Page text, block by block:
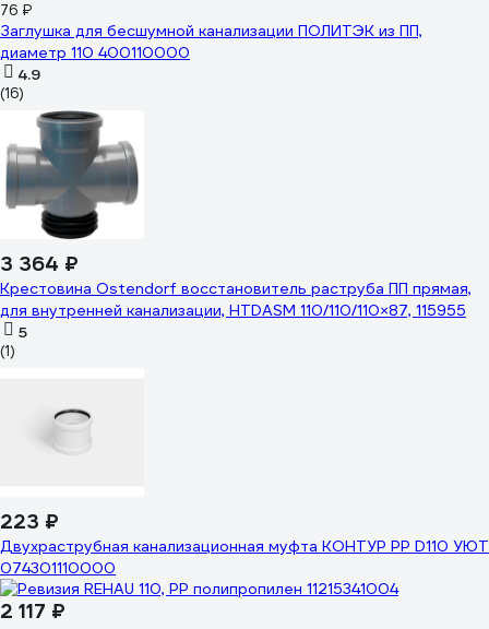
76 ₽
Заглушка для бесшумной канализации ПОЛИТЭК из ПП,
диаметр 110 400110000
4.9
(16)
3 364 ₽
Крестовина Ostendorf восстановитель раструба ПП прямая,
для внутренней канализации, HTDASM 110/110/110×87, 115955
5
(1)
223 ₽
Двухраструбная канализационная муфта КОНТУР РР D110 УЮТ
074301110000
2 117 ₽